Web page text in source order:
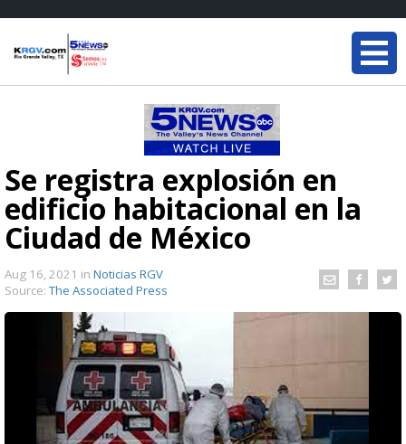
Se registra explosión en
edificio habitacional en la
Ciudad de México
Aug 16, 2021 in Noticias RGV
Source: The Associated Press